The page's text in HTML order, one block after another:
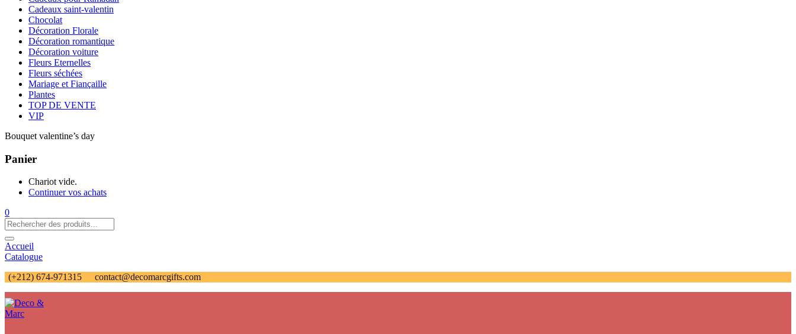
Cadeaux saint-valentin
Chocolat
Décoration Florale
Décoration romantique
Décoration voiture
Fleurs Eternelles
Fleurs séchées
Mariage et Fiançaille
Plantes
TOP DE VENTE
VIP
Bouquet valentine’s day
Panier
Chariot vide.
Continuer vos achats
0
Accueil
Catalogue
(+212) 674-971315
contact@decomarcgifts.com